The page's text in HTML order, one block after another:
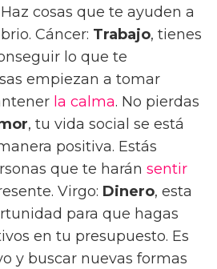
cosas que te ayuden a
Cáncer: Trabajo, tienes
lo que te
empiezan a tomar
la calma. No pierdas
, tu vida social se está
positiva. Estás
que te harán sentir
Virgo: Dinero, esta
para que hagas
en tu presupuesto. Es
y buscar nuevas formas